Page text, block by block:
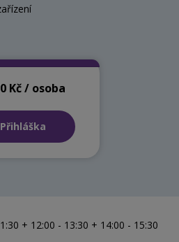
Kč / osoba
Přihláška
+ 12:00 - 13:30 + 14:00 - 15:30